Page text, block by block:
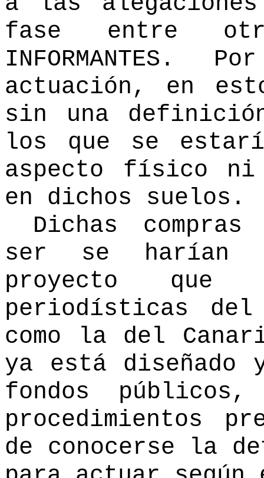
fase entre
actuación, en
sin una
los que se
aspecto físico ni
en dichos suelos.
Dichas
ser se harían
proyecto que
periodísticas
como la del
ya está diseñado y
fondos
procedimientos
de conocerse la